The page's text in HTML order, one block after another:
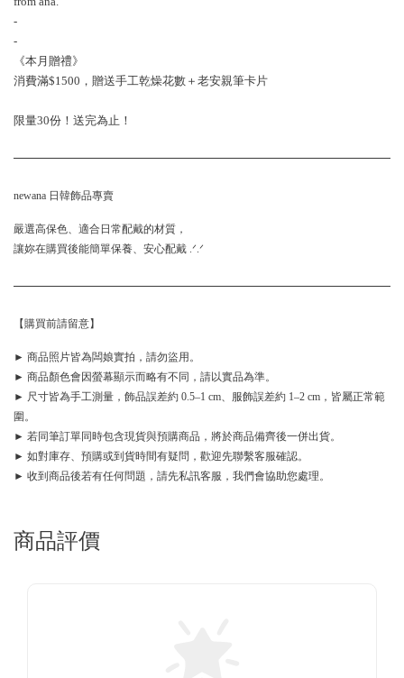
-
-
《本月贈禮》
消費滿$1500，贈送手工乾燥花數＋老安親筆卡片
限量30份！送完為止！
newana 日韓飾品專賣
嚴選高保色、適合日常配戴的材質，
讓妳在購買後能簡單保養、安心配戴 .ᐟ.ᐟ
【購買前請留意】
► 商品照片皆為闆娘實拍，請勿盜用。
► 商品顏色會因螢幕顯示而略有不同，請以實品為準。
► 尺寸皆為手工測量，飾品誤差約 0.5–1 cm、服飾誤差約 1–2 cm，皆屬正常範
圍。
► 若同筆訂單同時包含現貨與預購商品，將於商品備齊後一併出貨。
► 如對庫存、預購或到貨時間有疑問，歡迎先聯繫客服確認。
► 收到商品後若有任何問題，請先私訊客服，我們會協助您處理。
商品評價